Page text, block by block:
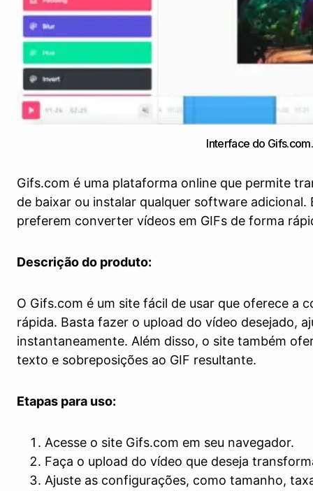
Interface do
Gifs.com é uma plataforma online que permite
de baixar ou instalar qualquer software
preferem converter vídeos em GIFs de forma
Descrição do produto:
O Gifs.com é um site fácil de usar que oferece a
rápida. Basta fazer o upload do vídeo desejado,
instantaneamente. Além disso, o site também
texto e sobreposições ao GIF resultante.
Etapas para uso:
Acesse o site Gifs.com em seu navegador.
Faça o upload do vídeo que deseja
Ajuste as configurações, como tamanho,